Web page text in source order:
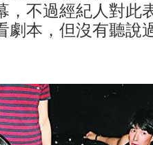
，不過經紀人對此
劇本，但沒有聽說